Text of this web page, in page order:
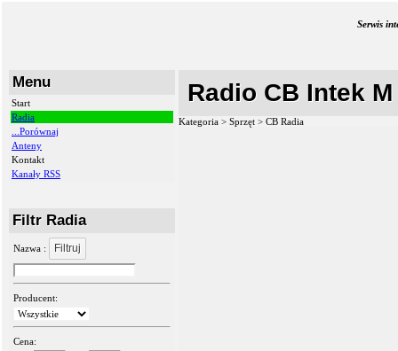
Serwis
Menu
Start
Radia
...Porównaj
Anteny
Kontakt
Kanały RSS
Filtr Radia
Nazwa : Filtruj
Producent:
Cena:
Radio CB Intek
Kategoria > Sprzęt > CB Radia